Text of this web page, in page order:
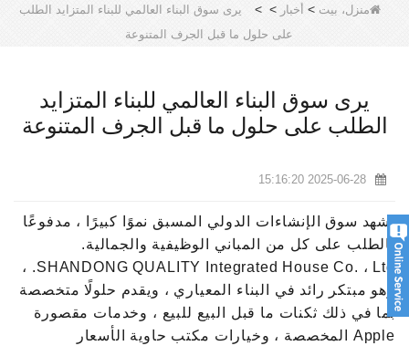
منزل، بيت > أخبار >
>
يرى سوق البناء العالمي للبناء المتزايد الطلب
على حلول ما قبل الجرف المتنوعة
يرى سوق البناء العالمي للبناء المتزايد
الطلب على حلول ما قبل الجرف المتنوعة
2025-06-28 15:16:20
يشهد سوق الإنشاءات الدولي المسبق نموًا كبيرًا ، مدفوعًا
بالطلب على كل من المباني الوظيفية والجمالية.
SHANDONG QUALITY Integrated House Co. ، Ltd. ،
وهو مبتكر رائد في البناء المعياري ، ويقدم حلولًا متخصصة
بما في ذلك ثكنات ما قبل البيع للبيع ، وخدمات مقصورة
Apple المخصصة ، وخيارات مكتب حاوية الأسعار